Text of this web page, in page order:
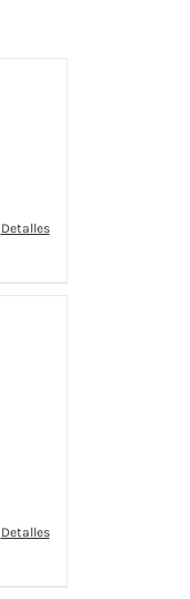
Detalles
Detalles